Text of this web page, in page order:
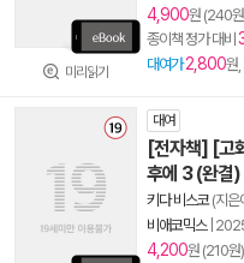
미리읽기
4,900원 (240
종이책 정가 대비
대여가 2,800원,
대여
[전자책] [고
후에 3 (완결)
키다 비스코(지은
비애코믹스|
4,200원 (210원)